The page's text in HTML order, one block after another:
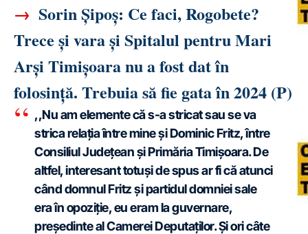
→ Sorin Șipoș: Ce faci, Rogobete?
Trece și vara și Spitalul pentru Mari
Arși Timișoara nu a fost dat în
folosință. Trebuia să fie gata în 2024 (P)
,,Nu am elemente că s-a stricat sau se va
strica relația între mine și Dominic Fritz, între
Consiliul Județean și Primăria Timișoara. De
altfel, interesant totuși de spus ar fi că atunci
când domnul Fritz și partidul domniei sale
era în opoziție, eu eram la guvernare,
președinte al Camerei Deputaților. Și ori câte